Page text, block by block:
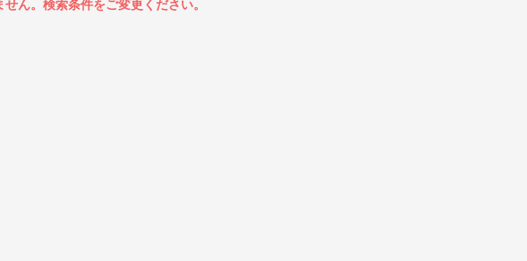
ん。検索条件をご変更ください。